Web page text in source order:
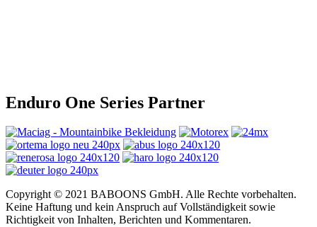
Enduro One Series Partner
Copyright © 2021 BABOONS GmbH. Alle Rechte vorbehalten.
Keine Haftung und kein Anspruch auf Vollständigkeit sowie
Richtigkeit von Inhalten, Berichten und Kommentaren.